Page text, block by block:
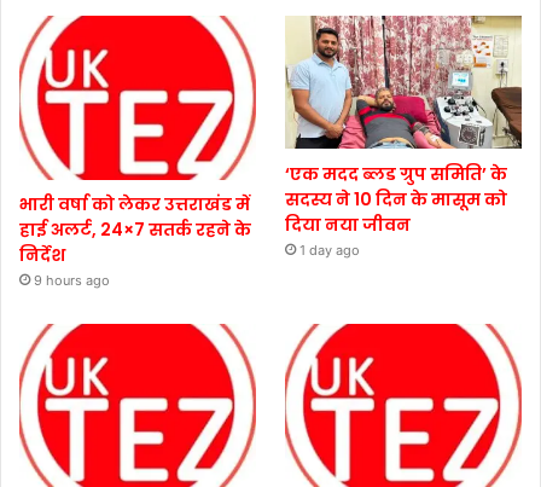
भारी वर्षा को लेकर उत्तराखंड में
हाई अलर्ट, 24×7 सतर्क रहने के
निर्देश
9 hours ago
‘एक मदद ब्लड ग्रुप समिति’ के
सदस्य ने 10 दिन के मासूम को
दिया नया जीवन
1 day ago